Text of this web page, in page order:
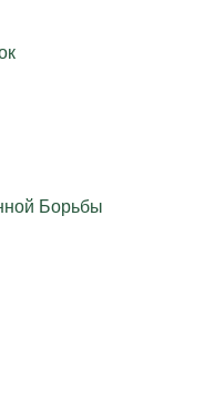
Борьбы